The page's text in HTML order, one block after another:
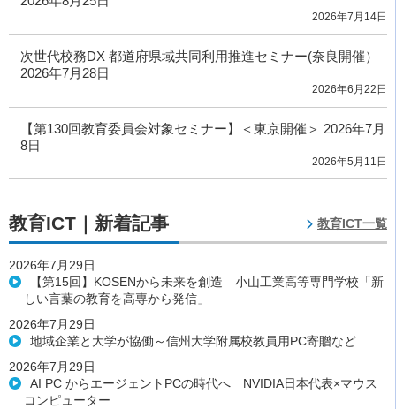
2026年7月14日
次世代校務DX 都道府県域共同利用推進セミナー(奈良開催）
2026年7月28日
2026年6月22日
【第130回教育委員会対象セミナー】＜東京開催＞ 2026年7月
8日
2026年5月11日
教育ICT｜新着記事 教育ICT一覧
2026年7月29日
【第15回】KOSENから未来を創造 小山工業高等専門学校「新
しい言葉の教育を高専から発信」
2026年7月29日
地域企業と大学が協働～信州大学附属校教員用PC寄贈など
2026年7月29日
AI PC からエージェントPCの時代へ NVIDIA日本代表×マウス
コンピューター